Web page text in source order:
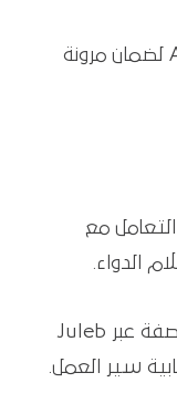
تمكين التكامل مع وصفتي عبر API لضمان مرونة
مع
الدواء.
تدريب الأطباء على كيفية كتابة الوصفة عبر Juleb